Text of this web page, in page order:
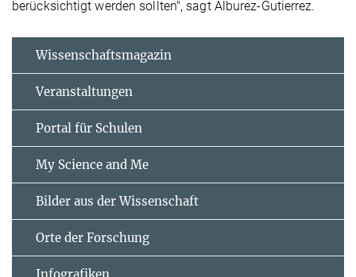
berücksichtigt werden sollten", sagt Alburez-Gutierrez.
Wissenschaftsmagazin
Veranstaltungen
Portal für Schulen
My Science and Me
Bilder aus der Wissenschaft
Orte der Forschung